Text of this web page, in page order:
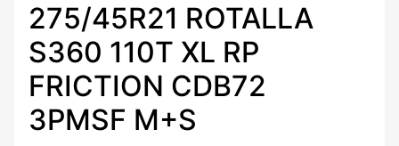
275/45R21 ROTALLA
S360 110T XL RP
FRICTION CDB72
3PMSF M+S